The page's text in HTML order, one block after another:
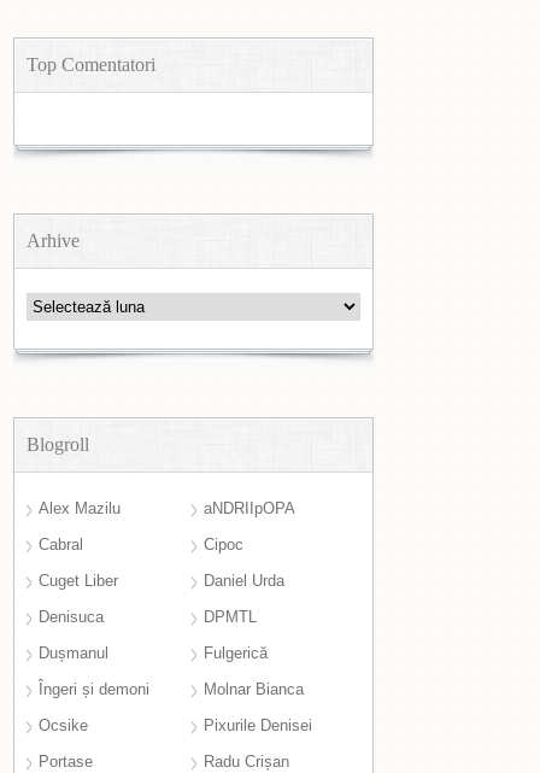
Top Comentatori
Arhive
Arhive
Blogroll
Alex Mazilu
aNDRIIpOPA
Cabral
Cipoc
Cuget Liber
Daniel Urda
Denisuca
DPMTL
Dușmanul
Fulgerică
Îngeri și demoni
Molnar Bianca
Ocsike
Pixurile Denisei
Portase
Radu Crișan